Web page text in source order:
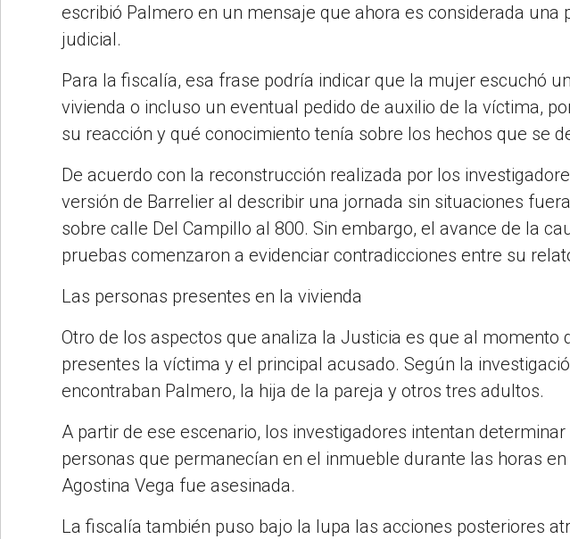
escribió Palmero en un mensaje que ahora es considerada una
judicial.
Para la fiscalía, esa frase podría indicar que la mujer escuchó
vivienda o incluso un eventual pedido de auxilio de la víctima,
su reacción y qué conocimiento tenía sobre los hechos que se
De acuerdo con la reconstrucción realizada por los
versión de Barrelier al describir una jornada sin situaciones
sobre calle Del Campillo al 800. Sin embargo, el avance de la
pruebas comenzaron a evidenciar contradicciones entre su
Las personas presentes en la vivienda
Otro de los aspectos que analiza la Justicia es que al momento
presentes la víctima y el principal acusado. Según la
encontraban Palmero, la hija de la pareja y otros tres adultos.
A partir de ese escenario, los investigadores intentan
personas que permanecían en el inmueble durante las horas
Agostina Vega fue asesinada.
La fiscalía también puso bajo la lupa las acciones posteriores